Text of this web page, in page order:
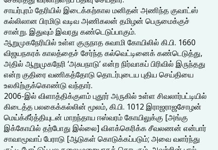
சாயர்புரம் தேரியில் இடைக்கற்கால மனிதன் அணிந்த குவாட்ஸ்
கல்லிலான பிரமிடு வடிவ அணிகலன் தமிழன் பெருமைக்குச்
சான்று. இதுவும் இவரது கண்டெடுப்பாகும்.
ஆறுமுகநேரியில் உள்ள குருநாத சுவாமி கோயிலில் கி.பி. 1660
விஜயநகரக் காலத்தைச் சேர்ந்த கல்வெட்டினைக் கண்டெடுத்து,
அதில் ஆறுமுகநேரி ‘அசுபநாடு’ என்ற நிர்வாகப் பிரிவில் இருந்தது
என்ற குதிரை வணிகத்தோடு தொடர்புடைய புதிய செய்தியை
உலகிற்குக்கொண்டு வந்தார்.
2006-இல் விளாத்திக்குளம் புதூர் அருகில் உள்ள சிவலார்பட்டியில்
கிடைத்த பலகைக்கல்லின் மூலம், கி.பி. 1012 இராஜராஜசோழன்
மெய்க்கீர்த்தியுடன் மாறந்தாய ஈஸ்வரம் கோயிலுக்கு [அங்கு
இக்கோயில் தற்போது இல்லை] விளக்கெரிக்க சீவலணன் என்பார்
சாவாமூவாப் பேராடு [ஆடுகள் கொடுக்கப்படும்; அவை வளர்ந்து